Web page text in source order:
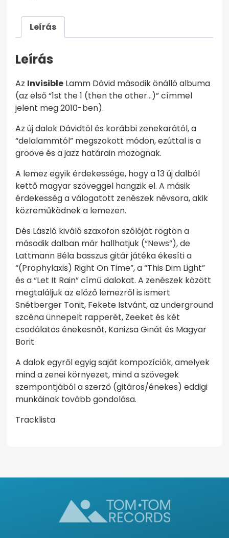
Leírás
Leírás
Az Invisible Lamm Dávid második önálló albuma
(az első “1st the 1 (then the other…)” címmel
jelent meg 2010-ben).
Az új dalok Dávidtól és korábbi zenekarától, a
“delalammtól” megszokott módon, ezúttal is a
groove és a jazz határain mozognak.
A lemez egyik érdekessége, hogy a 13 új dalból
kettő magyar szöveggel hangzik el. A másik
érdekesség a válogatott zenészek névsora, akik
közreműködnek a lemezen.
Dés László kiváló szaxofon szólóját rögtön a
második dalban már hallhatjuk (“News”), de
Lattmann Béla basszus gitár játéka ékesíti a
“(Prophylaxis) Right On Time”, a “This Dim Light”
és a “Let It Rain” című dalokat. A zenészek között
megtaláljuk az előző lemezről is ismert
Snétberger Tonit, Fekete Istvánt, az underground
szcéna ünnepelt rapperét, Zeeket és két
csodálatos énekesnőt, Kanizsa Ginát és Magyar
Borit.
A dalok egyről egyig saját kompozíciók, amelyek
mind a zenei környezet, mind a szövegek
szempontjából a szerző (gitáros/énekes) eddigi
munkáinak tovább gondolása.
Tracklista